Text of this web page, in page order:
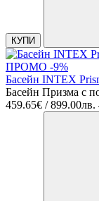
КУПИ
ПРОМО -9%
Басейн INTEX
Басейн Призма с
459.65€ / 899.00лв.